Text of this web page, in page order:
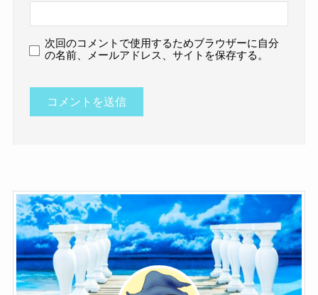
次回のコメントで使用するためブラウザーに自分
の名前、メールアドレス、サイトを保存する。